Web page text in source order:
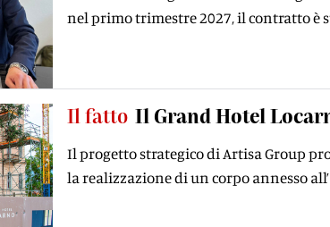
nel primo trimestre 2027, il contratto è
Il fatto Il Grand Hotel
Il progetto strategico di Artisa Group
la realizzazione di un corpo annesso